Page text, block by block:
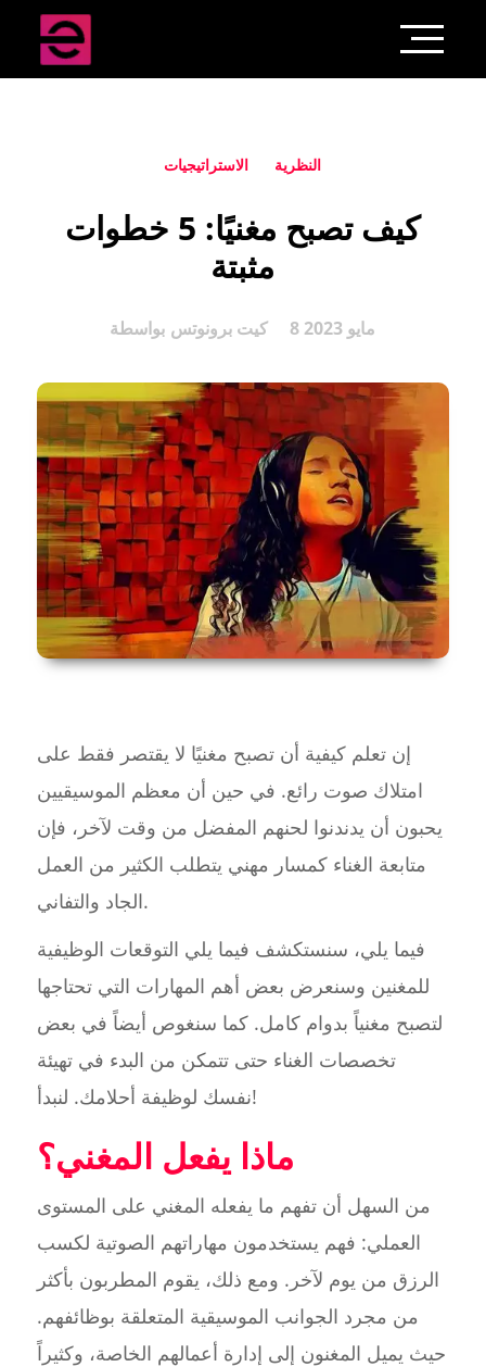
الاستراتيجيات النظرية
كيف تصبح مغنيًا: 5 خطوات
مثبتة
بواسطة كيت برونوتس 8 مايو 2023
إن تعلم كيفية أن تصبح مغنيًا لا يقتصر فقط على
امتلاك صوت رائع. في حين أن معظم الموسيقيين
يحبون أن يدندنوا لحنهم المفضل من وقت لآخر، فإن
متابعة الغناء كمسار مهني يتطلب الكثير من العمل
الجاد والتفاني.
فيما يلي، سنستكشف فيما يلي التوقعات الوظيفية
للمغنين وسنعرض بعض أهم المهارات التي تحتاجها
لتصبح مغنياً بدوام كامل. كما سنغوص أيضاً في بعض
تخصصات الغناء حتى تتمكن من البدء في تهيئة
نفسك لوظيفة أحلامك. لنبدأ!
ماذا يفعل المغني؟
من السهل أن تفهم ما يفعله المغني على المستوى
العملي: فهم يستخدمون مهاراتهم الصوتية لكسب
الرزق من يوم لآخر. ومع ذلك، يقوم المطربون بأكثر
من مجرد الجوانب الموسيقية المتعلقة بوظائفهم.
حيث يميل المغنون إلى إدارة أعمالهم الخاصة، وكثيراً